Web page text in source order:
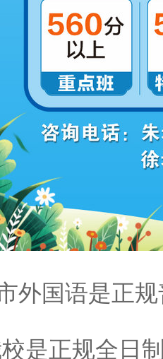
外国语是正
正规全日制